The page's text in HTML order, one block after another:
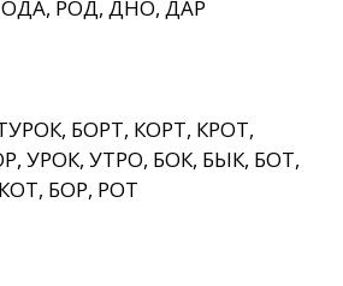
ОДА, РОД, ДНО, ДАР
БОРТ, КОРТ, КРОТ,
УРОК, УТРО, БОК, БЫК, БОТ,
БОР, РОТ